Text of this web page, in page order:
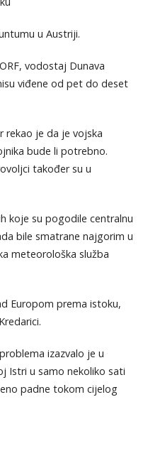
u Austriji.
vodostaj Dunava
viđene od pet do deset
rekao je da je vojska
bude li potrebno.
također su u
koje su pogodile centralnu
bile smatrane najgorim u
meteorološka služba
Europom prema istoku,
izazvalo je u
Istri u samo nekoliko sati
padne tokom cijelog